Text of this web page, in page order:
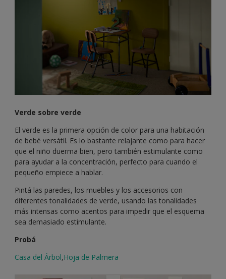
Verde sobre verde
El verde es la primera opción de color para una habitación
de bebé versátil. Es lo bastante relajante como para hacer
que el niño duerma bien, pero también estimulante como
para ayudar a la concentración, perfecto para cuando el
pequeño empiece a hablar.
Pintá las paredes, los muebles y los accesorios con
diferentes tonalidades de verde, usando las tonalidades
más intensas como acentos para impedir que el esquema
sea demasiado estimulante.
Probá
Casa del Árbol,Hoja de Palmera